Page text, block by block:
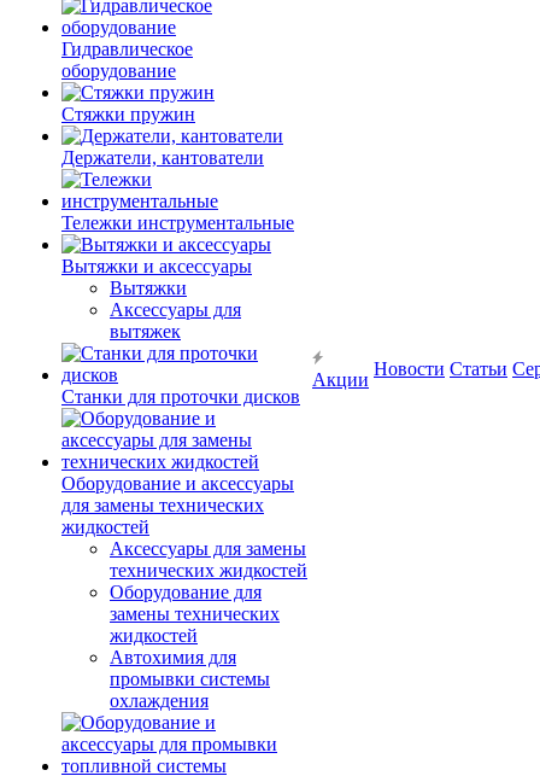
Гидравлическое
оборудование
Стяжки пружин
Держатели, кантователи
Тележки инструментальные
Вытяжки и аксессуары
Вытяжки
Аксессуары для
вытяжек
Станки для проточки дисков
Оборудование и аксессуары
для замены технических
жидкостей
Аксессуары для замены
технических жидкостей
Оборудование для
замены технических
жидкостей
Автохимия для
промывки системы
охлаждения
Акции
Новости Статьи